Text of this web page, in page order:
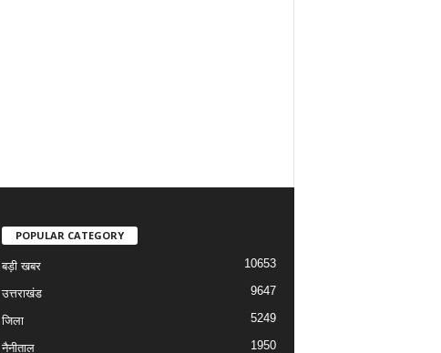
POPULAR CATEGORY
बड़ी खबर 10653
उत्तराखंड 9647
जिला 5249
नैनीताल 1950